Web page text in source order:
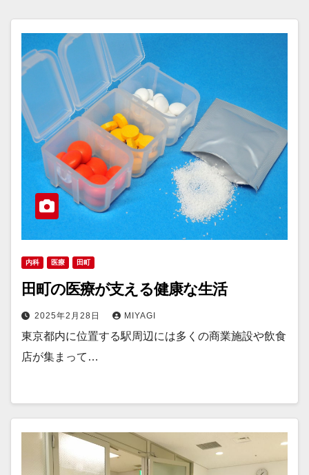
内科 医療 田町
田町の医療が支える健康な生活
2025年2月28日 MIYAGI
東京都内に位置する駅周辺には多くの商業施設や飲食
店が集まって…